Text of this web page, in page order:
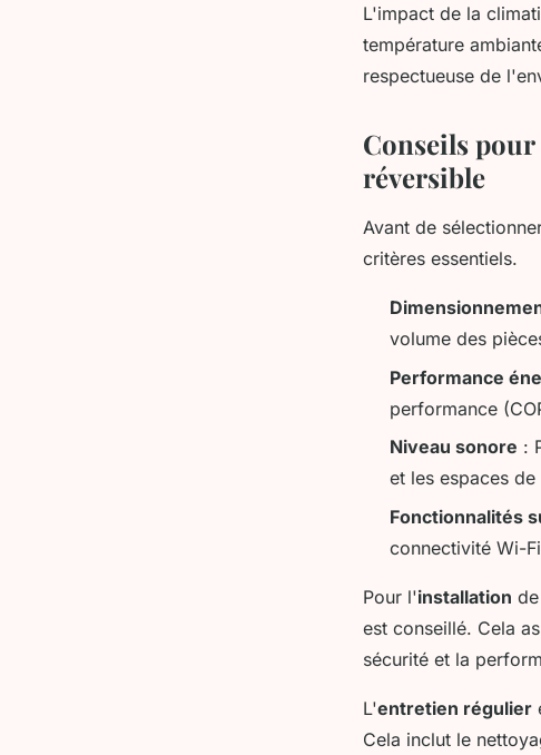
L'impact de la
température
respectueuse de
Conseils
réversible
Avant de
critères essentiels.
volume des
Performance
performance
Niveau sonore :
et les espaces de
Fonctionnalités
connectivité Wi-
Pour l'installation
est conseillé. Cela
sécurité et la
L'entretien régulier
Cela inclut le